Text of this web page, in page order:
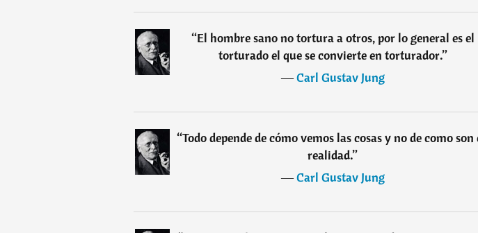
“El hombre sano no tortura a otros, por lo general es el
torturado el que se convierte en torturador.”
―Carl Gustav Jung
“Todo depende de cómo vemos las cosas y no de como son
realidad.”
―Carl Gustav Jung